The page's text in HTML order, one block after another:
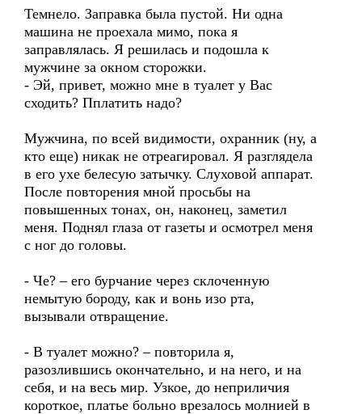
Темнело. Заправка была пустой. Ни одна
машина не проехала мимо, пока я
заправлялась. Я решилась и подошла к
мужчине за окном сторожки.
- Эй, привет, можно мне в туалет у Вас
сходить? Пплатить надо?
Мужчина, по всей видимости, охранник (ну, а
кто еще) никак не отреагировал. Я разглядела
в его ухе белесую затычку. Слуховой аппарат.
После повторения мной просьбы на
повышенных тонах, он, наконец, заметил
меня. Поднял глаза от газеты и осмотрел меня
с ног до головы.
- Че? – его бурчание через склоченную
немытую бороду, как и вонь изо рта,
вызывали отвращение.
- В туалет можно? – повторила я,
разозлившись окончательно, и на него, и на
себя, и на весь мир. Узкое, до неприличия
короткое, платье больно врезалось молнией в